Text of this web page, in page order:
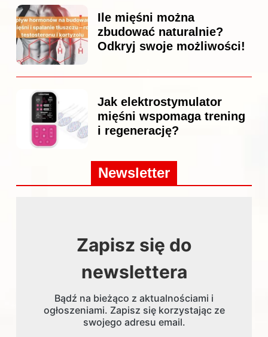
Ile mięśni można
zbudować naturalnie?
Odkryj swoje możliwości!
Jak elektrostymulator
mięśni wspomaga trening
i regenerację?
Newsletter
Zapisz się do
newslettera
Bądź na bieżąco z aktualnościami i
ogłoszeniami. Zapisz się korzystając ze
swojego adresu email.